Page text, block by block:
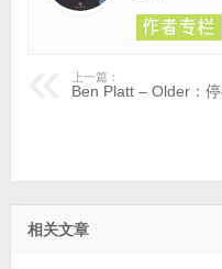
上一篇：
Ben Platt – Older：
相关文章